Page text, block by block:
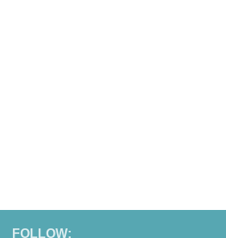
FOLLOW: